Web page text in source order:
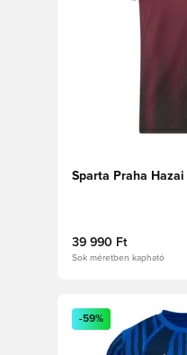
Sparta Praha
39 990 Ft
Sok méretben kapható
Megnyit egy
-59%